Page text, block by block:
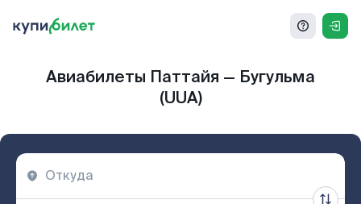
Авиабилеты Паттайя — Бугульма
(UUA)